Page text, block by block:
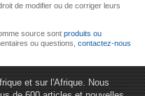
de modifier ou de corriger leurs
source sont produits ou
ou questions, contactez-nous
et sur l'Afrique. Nous